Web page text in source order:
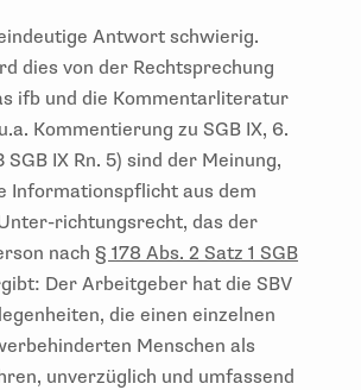
Antwort schwierig.
dies von der Rechtsprechung
ifb und die Kommentarliteratur
Kommentierung zu SGB IX, 6.
SGB IX Rn. 5) sind der Meinung,
Informationspflicht aus dem
richtungsrecht, das der
nach § 178 Abs. 2 Satz 1 SGB
Der Arbeitgeber hat die SBV
die einen einzelnen
Menschen als
unverzüglich und umfassend